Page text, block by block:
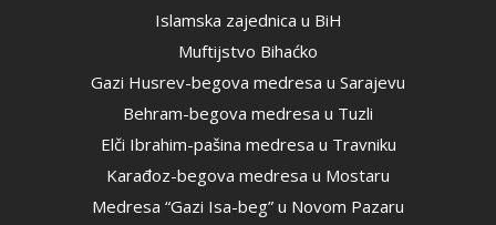
Islamska zajednica u BiH
Muftijstvo Bihaćko
Gazi Husrev-begova medresa u Sarajevu
Behram-begova medresa u Tuzli
Elči Ibrahim-pašina medresa u Travniku
Karađoz-begova medresa u Mostaru
Medresa “Gazi Isa-beg” u Novom Pazaru